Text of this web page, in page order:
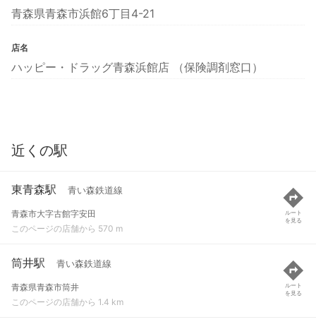
青森県青森市浜館6丁目4-21
店名
ハッピー・ドラッグ青森浜館店 （保険調剤窓口）
近くの駅
東青森駅 青い森鉄道線
青森市大字古館字安田
このページの店舗から 570 m
ルート
を見る
筒井駅 青い森鉄道線
青森県青森市筒井
このページの店舗から 1.4 km
ルート
を見る